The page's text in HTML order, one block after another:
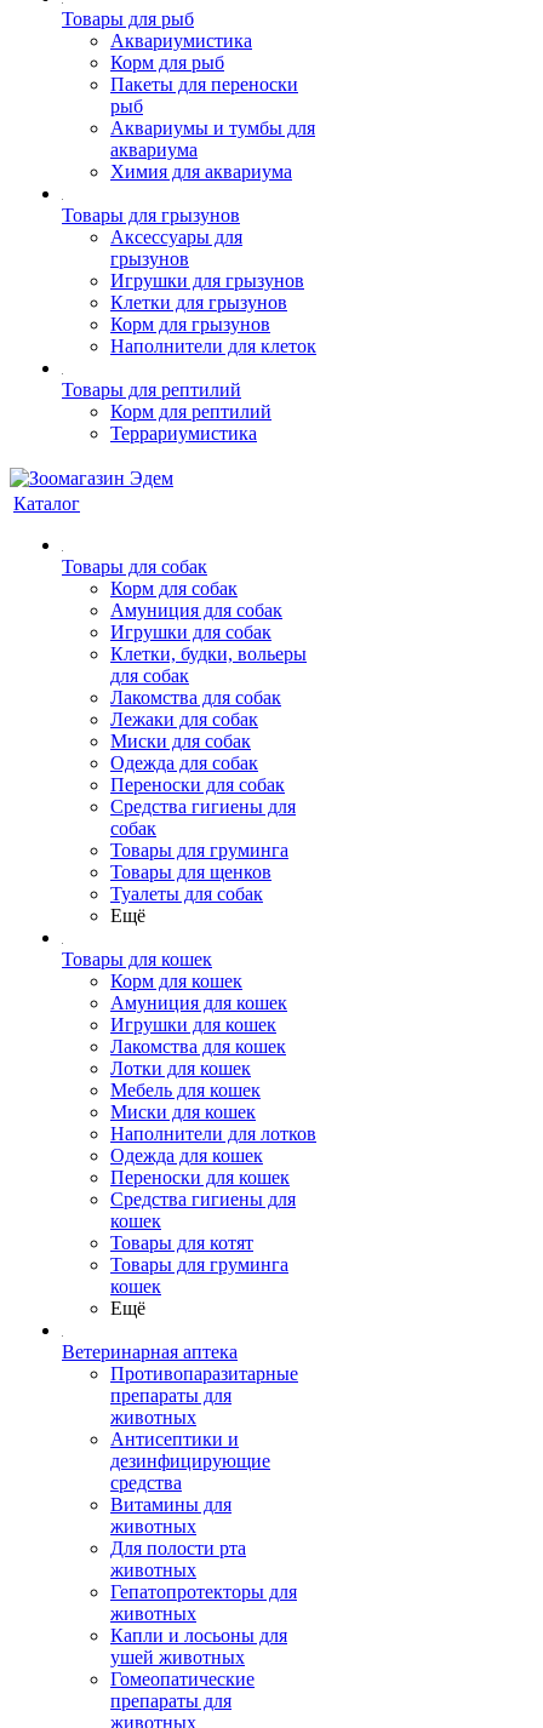
Товары для рыб
Аквариумистика
Корм для рыб
Пакеты для переноски
рыб
Аквариумы и тумбы для
аквариума
Химия для аквариума
Товары для грызунов
Аксессуары для
грызунов
Игрушки для грызунов
Клетки для грызунов
Корм для грызунов
Наполнители для клеток
Товары для рептилий
Корм для рептилий
Террариумистика
Каталог
Товары для собак
Корм для собак
Амуниция для собак
Игрушки для собак
Клетки, будки, вольеры
для собак
Лакомства для собак
Лежаки для собак
Миски для собак
Одежда для собак
Переноски для собак
Средства гигиены для
собак
Товары для груминга
Товары для щенков
Туалеты для собак
Ещё
Товары для кошек
Корм для кошек
Амуниция для кошек
Игрушки для кошек
Лакомства для кошек
Лотки для кошек
Мебель для кошек
Миски для кошек
Наполнители для лотков
Одежда для кошек
Переноски для кошек
Средства гигиены для
кошек
Товары для котят
Товары для груминга
кошек
Ещё
Ветеринарная аптека
Противопаразитарные
препараты для
животных
Антисептики и
дезинфицирующие
средства
Витамины для
животных
Для полости рта
животных
Гепатопротекторы для
животных
Капли и лосьоны для
ушей животных
Гомеопатические
препараты для
животных